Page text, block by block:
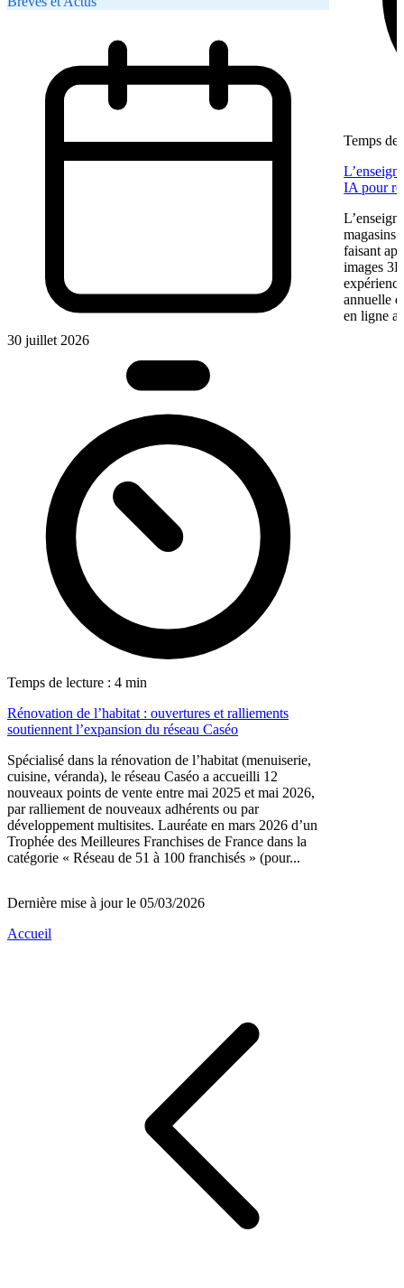
30 juillet 2026
Temps de lecture : 4 min
Rénovation de l’habitat : ouvertures et ralliements
soutiennent l’expansion du réseau Caséo
Spécialisé dans la rénovation de l’habitat (menuiserie,
cuisine, véranda), le réseau Caséo a accueilli 12
nouveaux points de vente entre mai 2025 et mai 2026,
par ralliement de nouveaux adhérents ou par
développement multisites. Lauréate en mars 2026 d’un
Trophée des Meilleures Franchises de France dans la
catégorie « Réseau de 51 à 100 franchisés » (pour...
Temps de
IA pour
magasins
faisant
images
annuelle
en ligne
Dernière mise à jour le 05/03/2026
Accueil